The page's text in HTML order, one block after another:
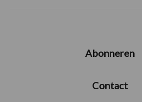
Abonneren
Contact